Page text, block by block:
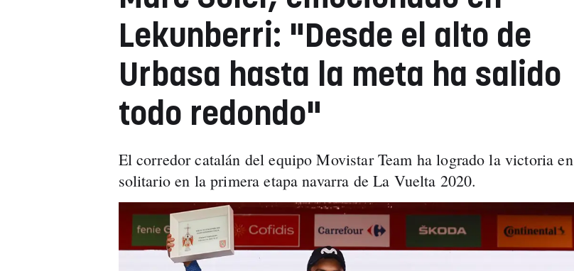
Lekunberri: "Desde el alto de
Urbasa hasta la meta ha salido
todo redondo"
El corredor catalán del equipo Movistar Team ha logrado la victoria en
solitario en la primera etapa navarra de La Vuelta 2020.